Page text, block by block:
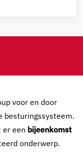
voor en door
besturingssysteem.
er een bijeenkomst
onderwerp.